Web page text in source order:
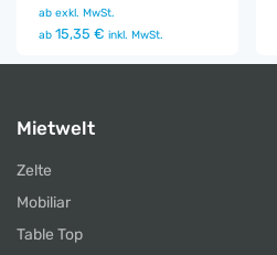
ab exkl. MwSt.
ab 15,35 € inkl. MwSt.
Mietwelt
Zelte
Mobiliar
Table Top